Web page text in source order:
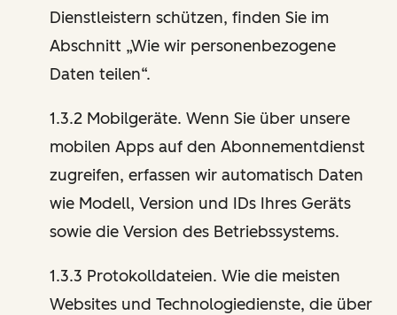
Dienstleistern schützen, finden Sie im
Abschnitt „Wie wir personenbezogene
Daten teilen“.
1.3.2 Mobilgeräte. Wenn Sie über unsere
mobilen Apps auf den Abonnementdienst
zugreifen, erfassen wir automatisch Daten
wie Modell, Version und IDs Ihres Geräts
sowie die Version des Betriebssystems.
1.3.3 Protokolldateien. Wie die meisten
Websites und Technologiedienste, die über